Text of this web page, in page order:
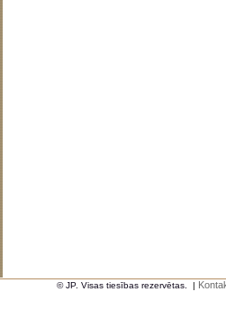
© JP. Visas tiesības rezervētas. |